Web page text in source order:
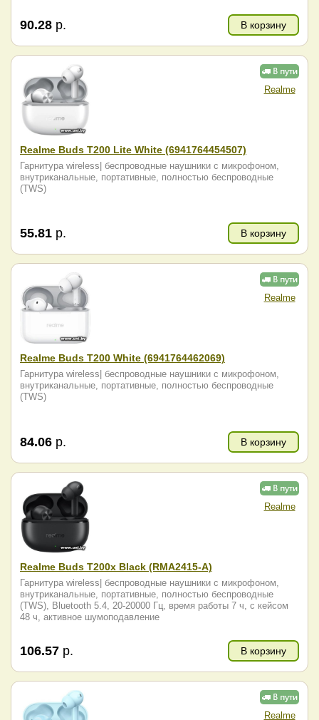
90.28 р. В корзину
Realme
Realme Buds T200 Lite White (6941764454507)
Гарнитура wireless| беспроводные наушники с микрофоном,
внутриканальные, портативные, полностью беспроводные
(TWS)
55.81 р. В корзину
Realme
Realme Buds T200 White (6941764462069)
Гарнитура wireless| беспроводные наушники с микрофоном,
внутриканальные, портативные, полностью беспроводные
(TWS)
84.06 р. В корзину
Realme
Realme Buds T200x Black (RMA2415-A)
Гарнитура wireless| беспроводные наушники с микрофоном,
внутриканальные, портативные, полностью беспроводные
(TWS), Bluetooth 5.4, 20-20000 Гц, время работы 7 ч, с кейсом
48 ч, активное шумоподавление
106.57 р. В корзину
Realme